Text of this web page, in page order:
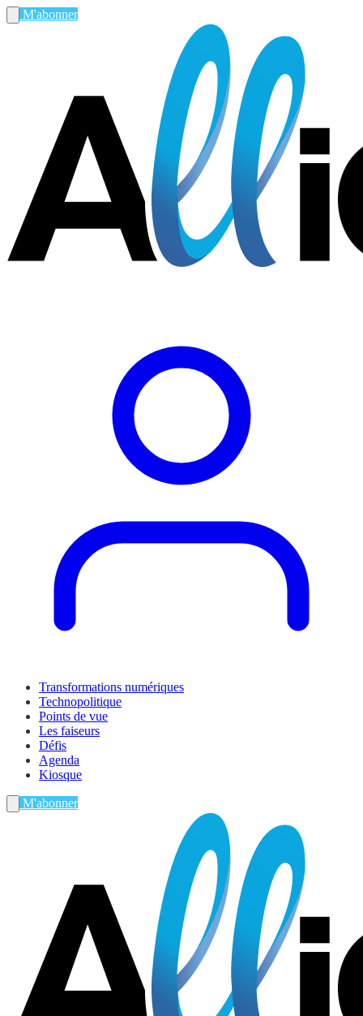
M'abonner
Transformations numériques
Technopolitique
Points de vue
Les faiseurs
Défis
Agenda
Kiosque
M'abonner